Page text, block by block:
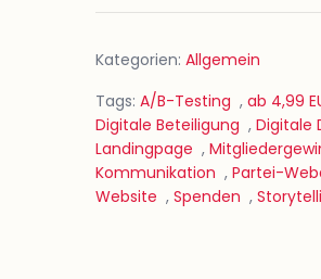
Kategorien: Allgemein
Tags: A/B-Testing , ab 4,99
Digitale Beteiligung , Digitale
Landingpage ,
Kommunikation , Partei-
Website , Spenden ,